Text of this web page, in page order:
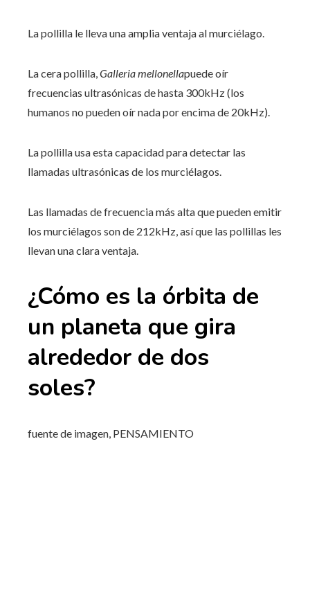
La pollilla le lleva una amplia ventaja al murciélago.
La cera pollilla,Galleria mellonellapuede oír
frecuencias ultrasónicas de hasta 300kHz (los
humanos no pueden oír nada por encima de 20kHz).
La pollilla usa esta capacidad para detectar las
llamadas ultrasónicas de los murciélagos.
Las llamadas de frecuencia más alta que pueden emitir
los murciélagos son de 212kHz, así que las pollillas les
llevan una clara ventaja.
¿Cómo es la órbita de
un planeta que gira
alrededor de dos
soles?
fuente de imagen, PENSAMIENTO